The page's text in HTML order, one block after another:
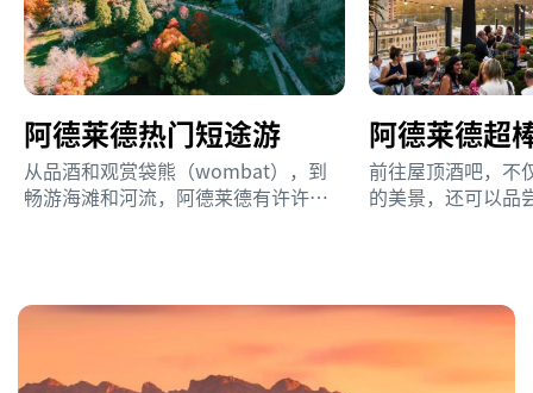
阿德莱德热门短途游
从品酒和观赏袋熊（wombat），到
畅游海滩和河流，阿德莱德有许许多
阿德莱德超
前往屋顶酒吧，不
的美景，还可以品